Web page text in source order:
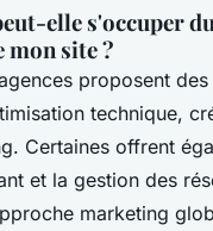
elle s'occuper du
mon site ?
proposent
technique,
Certaines offrent
et la gestion des
marketing